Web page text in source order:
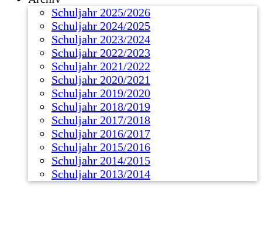
Schuljahr 2025/2026
Schuljahr 2024/2025
Schuljahr 2023/2024
Schuljahr 2022/2023
Schuljahr 2021/2022
Schuljahr 2020/2021
Schuljahr 2019/2020
Schuljahr 2018/2019
Schuljahr 2017/2018
Schuljahr 2016/2017
Schuljahr 2015/2016
Schuljahr 2014/2015
Schuljahr 2013/2014